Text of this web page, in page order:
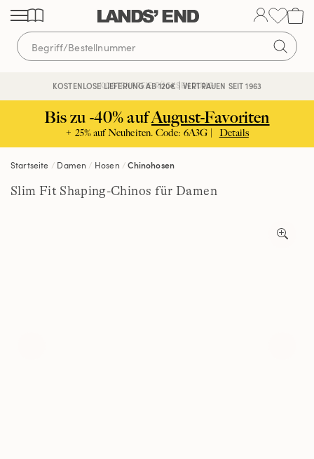
Direkt
zum
Inhalt
Direkt
zur
Navigation
Direkt
zur
Suche
KOSTENLOSE LIEFERUNG AB 120€ | VERTRAUEN SEIT 1963
KOSTENFREIE RÜCKSENDUNG
Bis zu -40% aufAugust-Favoriten
+ 25% auf Neuheiten. Code: 6A3G | Details
Startseite Damen Hosen Chinohosen
Slim Fit Shaping-Chinos für Damen